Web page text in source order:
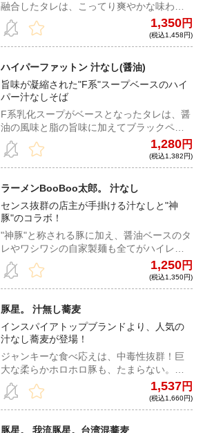
融合したタレは、こってり爽やかな味わ
い。極太縮れ麺とフライドオニオンの食感
に、唐辛子の風味など分厚い味の層が重な
り合い中毒性抜群！
1,350円
(税込1,458円)
ハイパーファットン 汁なし(醤油)
旨味が凝縮された"F系"スープベースのハイ
パー汁なしそば
F系乳化スープがベースとなったタレは、醤
油の風味と脂の旨味に加えてブラックペッ
パーのキレが炸裂。極太麺の力強い弾力と
小麦の香りを直に感じられるF系汁なしが宅
麺に登場！
1,280円
(税込1,382円)
ラーメンBooBoo太郎。 汁なし
センス抜群の店主が手掛ける汁なしと"神
豚"のコラボ！
"神豚"と称される豚に加え、醤油ベースのタ
レやワシワシの自家製麺も全てがハイレベ
ルな一杯。お好みで卵黄、粉チーズ、キム
チをトッピングして、よりジャンクに堪能
してほしい。
1,250円
(税込1,350円)
豚星。 汁無し蕎麦
インスパイアトップブランドより、人気の
汁なし蕎麦が登場！
ジャンキーな食べ応えは、中毒性抜群！巨
大な柔らかホロホロ豚も、たまらない。た
っぷり茹で野菜、刻みニンニクは必須、お
好みでマヨネーズを加えてガッツリ食らい
ついてもらいたい。
1,537円
(税込1,660円)
豚星。 我流豚星。台湾混蕎麦